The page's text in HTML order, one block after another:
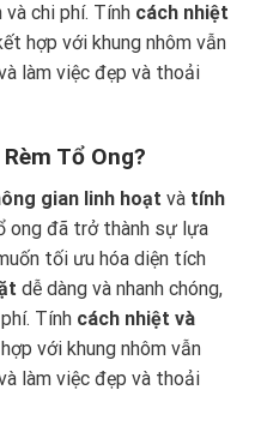
chi phí. Tính cách nhiệt
hợp với khung nhôm vẫn
làm việc đẹp và thoải
Tổ Ong?
gian linh hoạt và tính
ong đã trở thành sự lựa
tối ưu hóa diện tích
dễ dàng và nhanh chóng,
Tính cách nhiệt và
với khung nhôm vẫn
làm việc đẹp và thoải